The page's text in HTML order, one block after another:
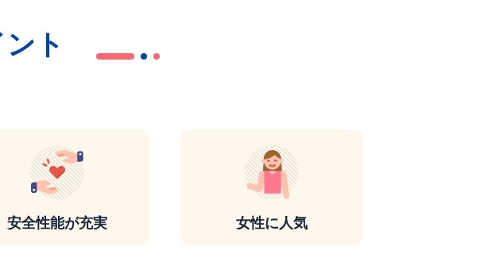
ト
安全性能が充実 女性に人気